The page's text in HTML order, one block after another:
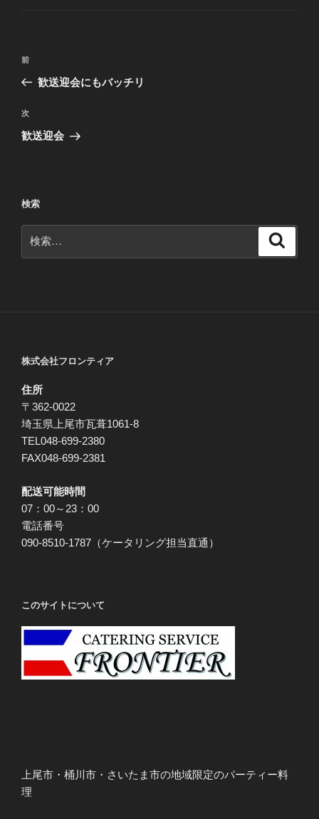
投
ビ
ゲ
ン
前
の
稿
前
歓送迎会にもバッチリ
次
の
次
歓送迎会
検索
索:
株式会社フロンティア
住所
〒362-0022
埼玉県上尾市瓦葺1061-8
TEL048-699-2380
FAX048-699-2381
配送可能時間
07：00～23：00
電話番号
090-8510-1787（ケータリング担当直通）
このサイトについて
上尾市・桶川市・さいたま市の地域限定のパーティー料
理